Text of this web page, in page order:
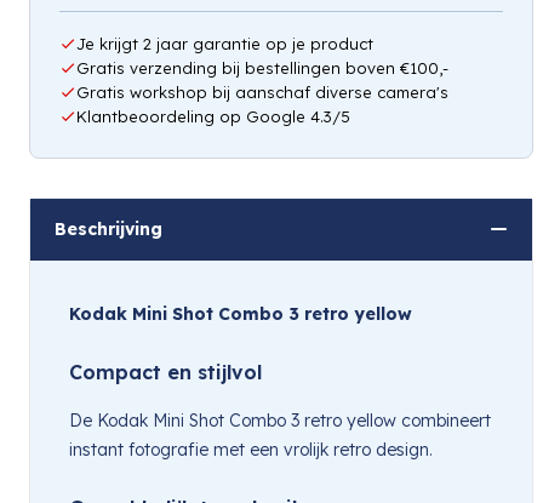
Hou mij op de hoogte
Je krijgt 2 jaar garantie op je product
Gratis verzending bij bestellingen boven €100,-
Gratis workshop bij aanschaf diverse camera's
Klantbeoordeling op Google 4.3/5
Beschrijving
Kodak Mini Shot Combo 3 retro yellow
Compact en stijlvol
De Kodak Mini Shot Combo 3 retro yellow combineert
instant fotografie met een vrolijk retro design.